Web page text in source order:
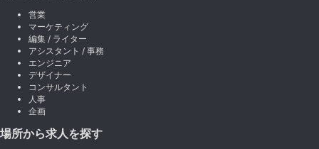
営業
マーケティング
編集 / ライター
アシスタント / 事務
エンジニア
デザイナー
コンサルタント
人事
企画
場所から求人を探す